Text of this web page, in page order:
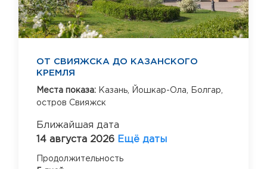
ОТ СВИЯЖСКА ДО КАЗАНСКОГО
КРЕМЛЯ
Места показа: Казань, Йошкар-Ола,
Болгар,
остров Свияжск
Ближайшая дата
14 августа 2026 Ещё даты
Продолжительность